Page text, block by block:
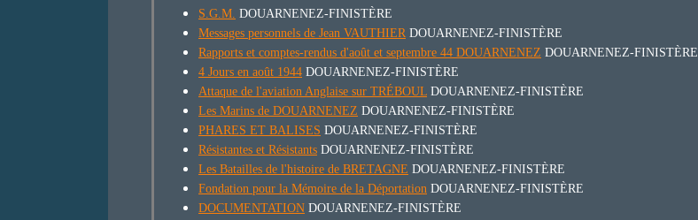
S.G.M. DOUARNENEZ-FINISTÈRE
Messages personnels de Jean VAUTHIER DOUARNENEZ-FINISTÈRE
Rapports et comptes-rendus d'août et septembre 44 DOUARNENEZ DOUARNENEZ-FINISTÈRE
4 Jours en août 1944 DOUARNENEZ-FINISTÈRE
Attaque de l'aviation Anglaise sur TRÉBOUL DOUARNENEZ-FINISTÈRE
Les Marins de DOUARNENEZ DOUARNENEZ-FINISTÈRE
PHARES ET BALISES DOUARNENEZ-FINISTÈRE
Résistantes et Résistants DOUARNENEZ-FINISTÈRE
Les Batailles de l'histoire de BRETAGNE DOUARNENEZ-FINISTÈRE
Fondation pour la Mémoire de la Déportation DOUARNENEZ-FINISTÈRE
DOCUMENTATION DOUARNENEZ-FINISTÈRE